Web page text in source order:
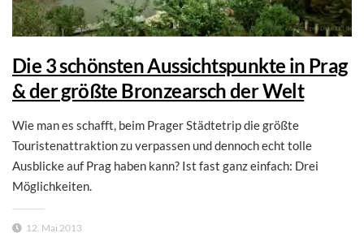
Die 3 schönsten Aussichtspunkte in Prag
& der größte Bronzearsch der Welt
Wie man es schafft, beim Prager Städtetrip die größte
Touristenattraktion zu verpassen und dennoch echt tolle
Ausblicke auf Prag haben kann? Ist fast ganz einfach: Drei
Möglichkeiten.
12. Mai 2013